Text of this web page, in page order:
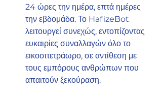
24 ώρες την ημέρα, επτά ημέρες
την εβδομάδα. Το HafizeBot
λειτουργεί συνεχώς, εντοπίζοντας
ευκαιρίες συναλλαγών όλο το
εικοσιτετράωρο, σε αντίθεση με
τους εμπόρους ανθρώπων που
απαιτούν ξεκούραση.